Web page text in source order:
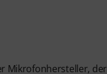
Mikrofonhersteller, der